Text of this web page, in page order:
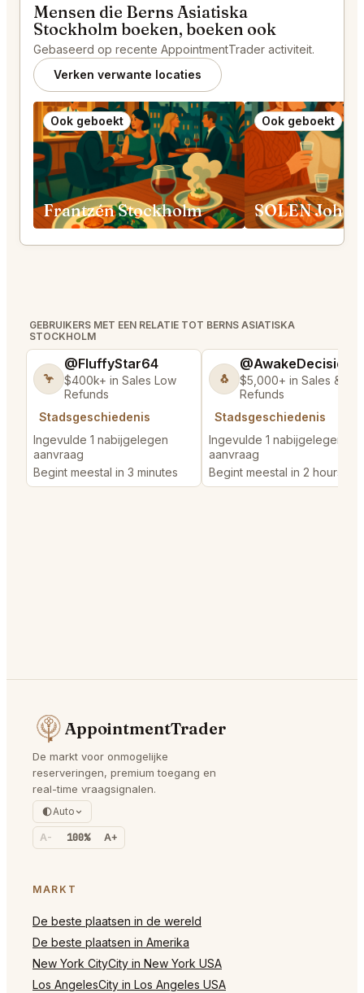
Mensen die Berns Asiatiska
Stockholm boeken, boeken ook
Gebaseerd op recente AppointmentTrader activiteit.
Verken verwante locaties
Ook geboekt
Frantzén Stockholm
Ook geboekt
SOLEN
GEBRUIKERS MET EEN RELATIE TOT BERNS ASIATISKA
STOCKHOLM
🦩
@FluffyStar64
$400k+ in Sales Low
Refunds
Stadsgeschiedenis
Ingevulde 1 nabijgelegen
aanvraag
Begint meestal in 3 minutes
🐧
$5,000+ in Sales &
Refunds
Stadsgeschiedenis
Ingevulde 1 nabijgelegen
aanvraag
Begint meestal in 2 hours
AppointmentTrader
De markt voor onmogelijke
reserveringen, premium toegang en
real-time vraagsignalen.
Auto
A- 100% A+
MARKT
De beste plaatsen in de wereld
De beste plaatsen in Amerika
New York CityCity in New York USA
Los AngelesCity in Los Angeles USA